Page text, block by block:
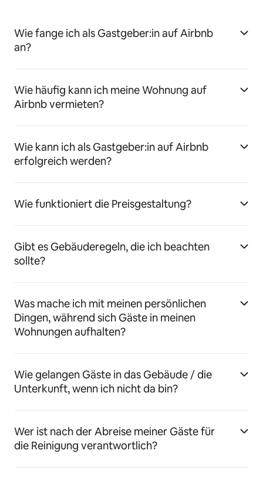
Wie fange ich als Gastgeber:in auf Airbnb
an?
Wie häufig kann ich meine Wohnung auf
Airbnb vermieten?
Wie kann ich als Gastgeber:in auf Airbnb
erfolgreich werden?
Wie funktioniert die Preisgestaltung?
Gibt es Gebäuderegeln, die ich beachten
sollte?
Was mache ich mit meinen persönlichen
Dingen, während sich Gäste in meinen
Wohnungen aufhalten?
Wie gelangen Gäste in das Gebäude / die
Unterkunft, wenn ich nicht da bin?
Wer ist nach der Abreise meiner Gäste für
die Reinigung verantwortlich?